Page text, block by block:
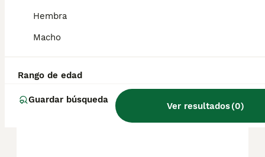
Hembra
Macho
Rango de edad
Guardar búsqueda
Ver resultados(0)
Surge del cruce entre gatos siameses y
pelo corto para buscar un gato con aspecto
¿Qué debes saber sobre los
gatos orientales de pelo